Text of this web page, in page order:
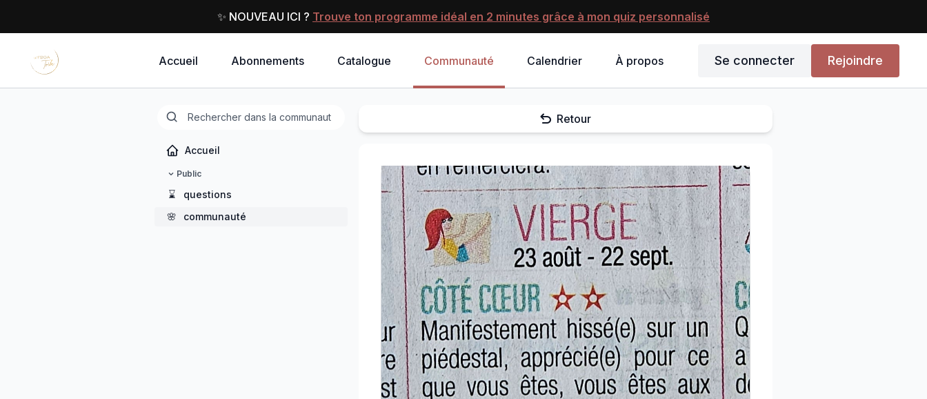
✨ NOUVEAU ICI ? Trouve ton programme idéal en 2 minutes grâce à mon quiz personnalisé
Accueil Abonnements Catalogue Communauté Calendrier À propos Se connecter Rejoindre
Accueil
Public
⌛
questions
🌸
communauté
Retour